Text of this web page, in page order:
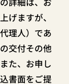
げますが、
理人）であ
交付その他
た、お申し
書面をご提